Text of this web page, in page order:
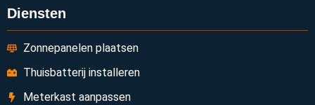
Diensten
Zonnepanelen plaatsen
Thuisbatterij installeren
Meterkast aanpassen